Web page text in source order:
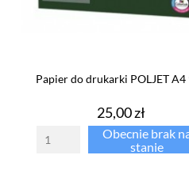
Papier do drukarki POLJET A4
Cena
25,00 zł
Obecnie brak
stanie